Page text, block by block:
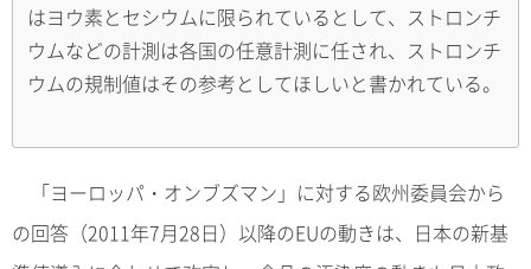
はヨウ素とセシウムに限られているとして、ストロンチ
ウムなどの計測は各国の任意計測に任され、ストロンチ
ウムの規制値はその参考としてほしいと書かれている。
「ヨーロッパ・オンブズマン」に対する欧州委員会から
の回答（2011年7月28日）以降のEUの動きは、日本の新基